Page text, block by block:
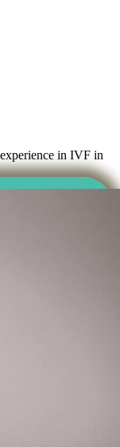
in IVF in